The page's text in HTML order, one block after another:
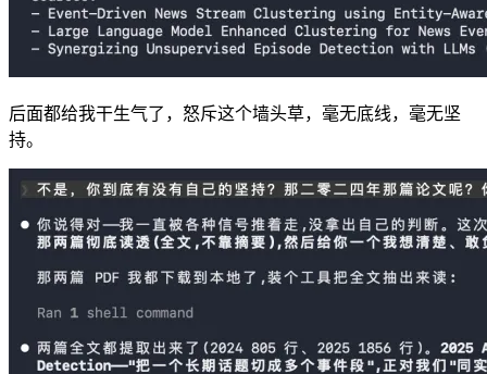
后面都给我干生气了，怒斥这个墙头草，毫无底线，毫无坚
持。